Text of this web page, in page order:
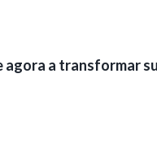
agora a transformar